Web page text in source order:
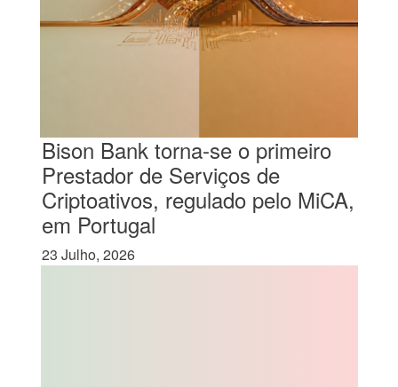
Bison Bank torna-se o primeiro
Prestador de Serviços de
Criptoativos, regulado pelo MiCA,
em Portugal
23 Julho, 2026